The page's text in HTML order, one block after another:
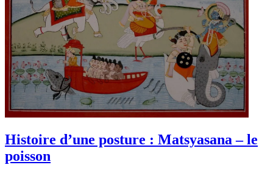
Histoire d’une posture : Matsyasana – le
poisson